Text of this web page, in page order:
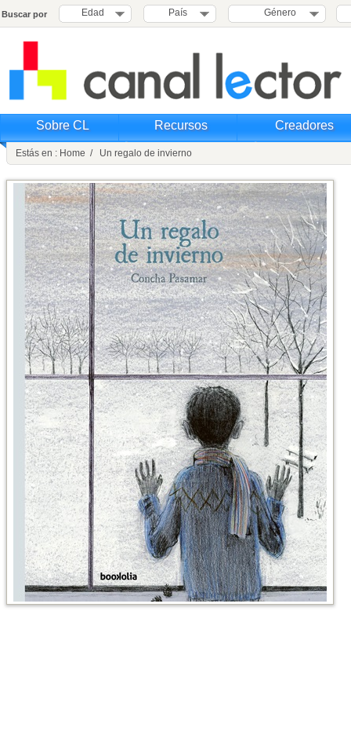
Buscar por Edad País Género
Sobre CL Recursos Creadores
Estás en : Home / Un regalo de invierno